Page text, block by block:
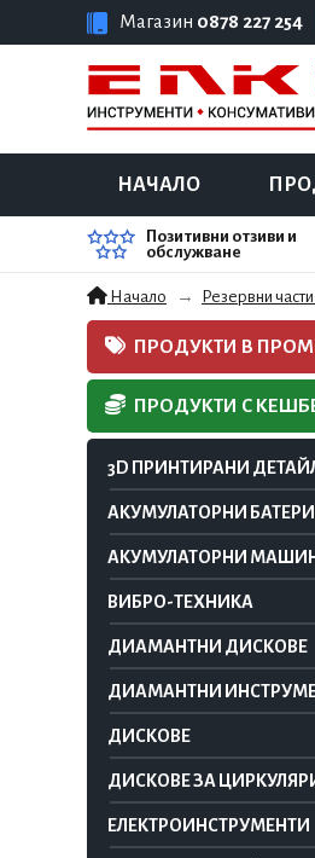
Магазин 0878 227 254
НАЧАЛО
Позитивни отзиви и
обслужване
Начало Резервни
ПРОДУКТИ В
ПРОДУКТИ С
3D ПРИНТИРАНИ
АКУМУЛАТОРНИ
АКУМУЛАТОРНИ
ВИБРО-ТЕХНИКА
ДИАМАНТНИ ДИСКОВЕ
ДИАМАНТНИ
ДИСКОВЕ
ДИСКОВЕ ЗА
ЕЛЕКТРОИНСТРУМЕНТИ